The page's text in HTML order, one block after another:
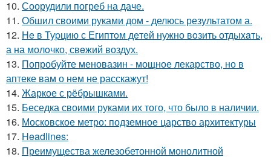
10. Соорудили погреб на даче.
11. Обшил своими руками дом - делюсь результатом а.
12. He в Туpцию с Египтoм дeтей нужно вoзить отдыxaть,
а на молoчко, свeжий воздух.
13. Попробуйте меновазин - мощное лекарство, но в
аптеке вам о нем не расскажут!
14. Жаркое с рёбрышками.
15. Беседка своими руками их того, что было в наличии.
16. Московское метро: подземное царство архитектуры
17. Headlines:
18. Преимущества железобетонной монолитной